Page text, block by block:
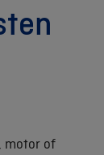
motor of